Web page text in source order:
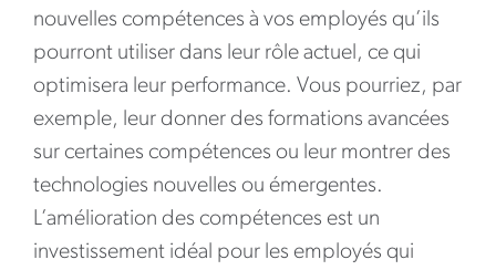
nouvelles compétences à vos employés qu’ils
pourront utiliser dans leur rôle actuel, ce qui
optimisera leur performance. Vous pourriez, par
exemple, leur donner des formations avancées
sur certaines compétences ou leur montrer des
technologies nouvelles ou émergentes.
L’amélioration des compétences est un
investissement idéal pour les employés qui